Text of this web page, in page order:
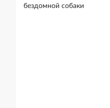
бездомной собаки